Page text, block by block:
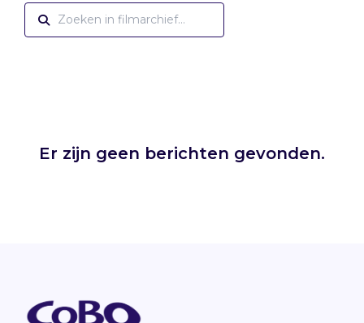
Er zijn geen berichten gevonden.